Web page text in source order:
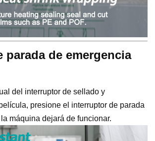
parada de emergencia
del interruptor de sellado y
presione el interruptor de parada
máquina dejará de funcionar.